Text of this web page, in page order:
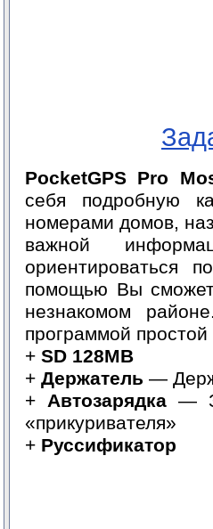
PocketGPS Pro
себя подробную
номерами домов,
важной
ориентироваться
помощью Вы
незнакомом
программой
+ SD 128MB
+ Держатель —
+Автозарядка —
«прикуривателя»
+ Руссификатор